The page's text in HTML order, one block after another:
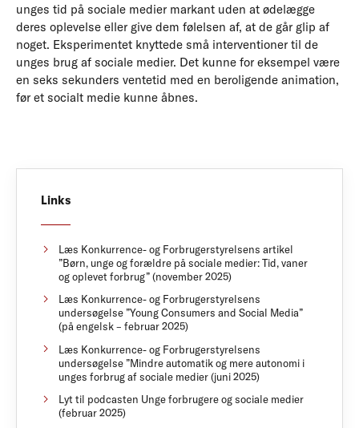
unges tid på sociale medier markant uden at ødelægge
deres oplevelse eller give dem følelsen af, at de går glip af
noget. Eksperimentet knyttede små interventioner til de
unges brug af sociale medier. Det kunne for eksempel være
en seks sekunders ventetid med en beroligende animation,
før et socialt medie kunne åbnes.
Links
Læs Konkurrence- og Forbrugerstyrelsens artikel
”Børn, unge og forældre på sociale medier: Tid, vaner
og oplevet forbrug” (november 2025)
Læs Konkurrence- og Forbrugerstyrelsens
undersøgelse ”Young Consumers and Social Media”
(på engelsk – februar 2025)
Læs Konkurrence- og Forbrugerstyrelsens
undersøgelse ”Mindre automatik og mere autonomi i
unges forbrug af sociale medier (juni 2025)
Lyt til podcasten Unge forbrugere og sociale medier
(februar 2025)